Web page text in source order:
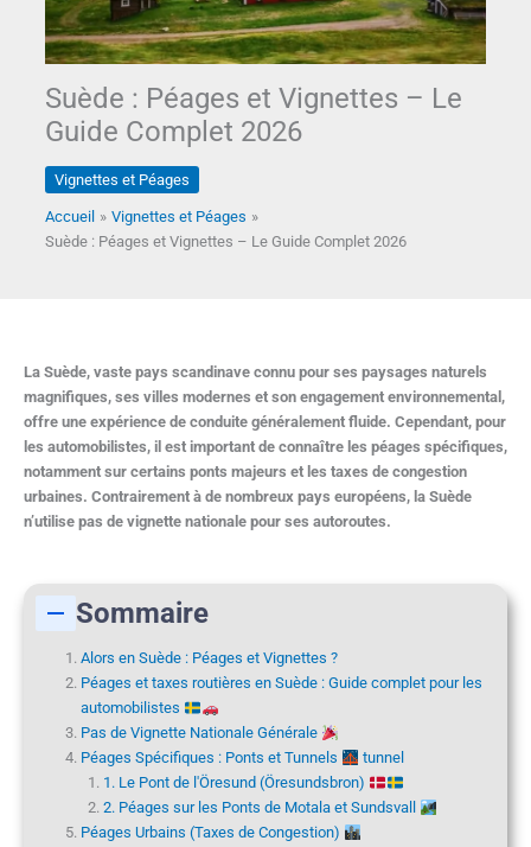
Suède : Péages et Vignettes – Le
Guide Complet 2026
Vignettes et Péages
Accueil
Vignettes et Péages
Suède : Péages et Vignettes – Le Guide Complet 2026
La Suède, vaste pays scandinave connu pour ses paysages naturels
magnifiques, ses villes modernes et son engagement environnemental,
offre une expérience de conduite généralement fluide. Cependant, pour
les automobilistes, il est important de connaître les péages spécifiques,
notamment sur certains ponts majeurs et les taxes de congestion
urbaines. Contrairement à de nombreux pays européens, la Suède
n’utilise pas de vignette nationale pour ses autoroutes.
Sommaire
Alors en Suède : Péages et Vignettes ?
Péages et taxes routières en Suède : Guide complet pour les
automobilistes
Pas de Vignette Nationale Générale
Péages Spécifiques : Ponts et Tunnels
tunnel
1. Le Pont de l'Öresund (Öresundsbron)
2. Péages sur les Ponts de Motala et Sundsvall
Péages Urbains (Taxes de Congestion)